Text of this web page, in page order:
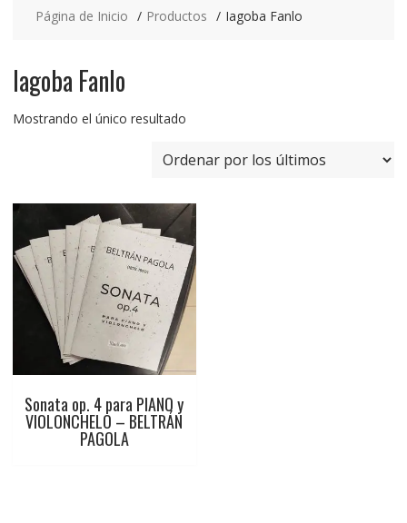
Página de Inicio Productos Iagoba Fanlo
Iagoba Fanlo
Mostrando el único resultado
Sonata op. 4 para PIANO y
VIOLONCHELO – BELTRÁN
PAGOLA